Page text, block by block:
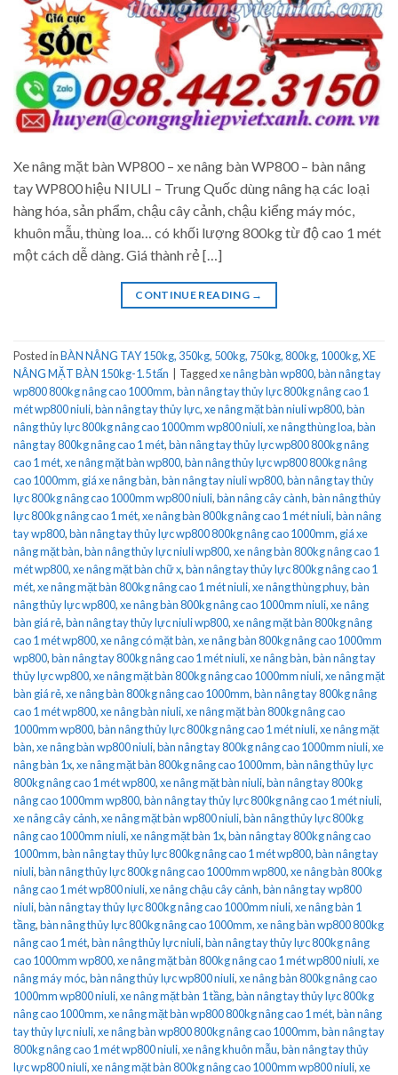
Xe nâng mặt bàn WP800 – xe nâng bàn WP800 – bàn nâng
tay WP800 hiệu NIULI – Trung Quốc dùng nâng hạ các loại
hàng hóa, sản phẩm, chậu cây cảnh, chậu kiểng máy móc,
khuôn mẫu, thùng loa… có khối lượng 800kg từ độ cao 1 mét
một cách dễ dàng. Giá thành rẻ […]
CONTINUE READING →
Posted inBÀN NÂNG TAY 150kg, 350kg, 500kg, 750kg, 800kg, 1000kg,XE
NÂNG MẶT BÀN 150kg-1.5 tấn
Taggedxe nâng bàn wp800,bàn nâng tay
wp800 800kg nâng cao 1000mm,bàn nâng tay thủy lực 800kg nâng cao 1
mét wp800 niuli,bàn nâng tay thủy lực,xe nâng mặt bàn niuli wp800,bàn
nâng thủy lực 800kg nâng cao 1000mm wp800 niuli,xe nâng thùng loa,bàn
nâng tay 800kg nâng cao 1 mét,bàn nâng tay thủy lực wp800 800kg nâng
cao 1 mét,xe nâng mặt bàn wp800,bàn nâng thủy lực wp800 800kg nâng
cao 1000mm, giá xe nâng bàn,bàn nâng tay niuli wp800,bàn nâng tay thủy
lực 800kg nâng cao 1000mm wp800 niuli,bàn nâng cây cành,bàn nâng thủy
lực 800kg nâng cao 1 mét,xe nâng bàn 800kg nâng cao 1 mét niuli,bàn nâng
tay wp800,bàn nâng tay thủy lực wp800 800kg nâng cao 1000mm, giá xe
nâng mặt bàn,bàn nâng thủy lực niuli wp800,xe nâng bàn 800kg nâng cao 1
mét wp800,xe nâng mặt bàn chữ x,bàn nâng tay thủy lực 800kg nâng cao 1
mét,xe nâng mặt bàn 800kg nâng cao 1 mét niuli,xe nâng thùng phuy,bàn
nâng thủy lực wp800,xe nâng bàn 800kg nâng cao 1000mm niuli,xe nâng
bàn giá rẻ,bàn nâng tay thủy lực niuli wp800,xe nâng mặt bàn 800kg nâng
cao 1 mét wp800,xe nâng có mặt bàn,xe nâng bàn 800kg nâng cao 1000mm
wp800,bàn nâng tay 800kg nâng cao 1 mét niuli,xe nâng bàn,bàn nâng tay
thủy lực wp800,xe nâng mặt bàn 800kg nâng cao 1000mm niuli,xe nâng mặt
bàn giá rẻ,xe nâng bàn 800kg nâng cao 1000mm,bàn nâng tay 800kg nâng
cao 1 mét wp800,xe nâng bàn niuli,xe nâng mặt bàn 800kg nâng cao
1000mm wp800,bàn nâng thủy lực 800kg nâng cao 1 mét niuli,xe nâng mặt
bàn,xe nâng bàn wp800 niuli,bàn nâng tay 800kg nâng cao 1000mm niuli,xe
nâng bàn 1x,xe nâng mặt bàn 800kg nâng cao 1000mm,bàn nâng thủy lực
800kg nâng cao 1 mét wp800,xe nâng mặt bàn niuli,bàn nâng tay 800kg
nâng cao 1000mm wp800,bàn nâng tay thủy lực 800kg nâng cao 1 mét niuli,
xe nâng cây cảnh,xe nâng mặt bàn wp800 niuli,bàn nâng thủy lực 800kg
nâng cao 1000mm niuli,xe nâng mặt bàn 1x,bàn nâng tay 800kg nâng cao
1000mm,bàn nâng tay thủy lực 800kg nâng cao 1 mét wp800,bàn nâng tay
niuli,bàn nâng thủy lực 800kg nâng cao 1000mm wp800,xe nâng bàn 800kg
nâng cao 1 mét wp800 niuli,xe nâng chậu cây cảnh,bàn nâng tay wp800
niuli,bàn nâng tay thủy lực 800kg nâng cao 1000mm niuli,xe nâng bàn 1
tầng,bàn nâng thủy lực 800kg nâng cao 1000mm,xe nâng bàn wp800 800kg
nâng cao 1 mét,bàn nâng thủy lực niuli,bàn nâng tay thủy lực 800kg nâng
cao 1000mm wp800,xe nâng mặt bàn 800kg nâng cao 1 mét wp800 niuli,xe
nâng máy móc,bàn nâng thủy lực wp800 niuli,xe nâng bàn 800kg nâng cao
1000mm wp800 niuli,xe nâng mặt bàn 1 tầng,bàn nâng tay thủy lực 800kg
nâng cao 1000mm,xe nâng mặt bàn wp800 800kg nâng cao 1 mét,bàn nâng
tay thủy lực niuli,xe nâng bàn wp800 800kg nâng cao 1000mm,bàn nâng tay
800kg nâng cao 1 mét wp800 niuli,xe nâng khuôn mẫu,bàn nâng tay thủy
lực wp800 niuli,xe nâng mặt bàn 800kg nâng cao 1000mm wp800 niuli,xe